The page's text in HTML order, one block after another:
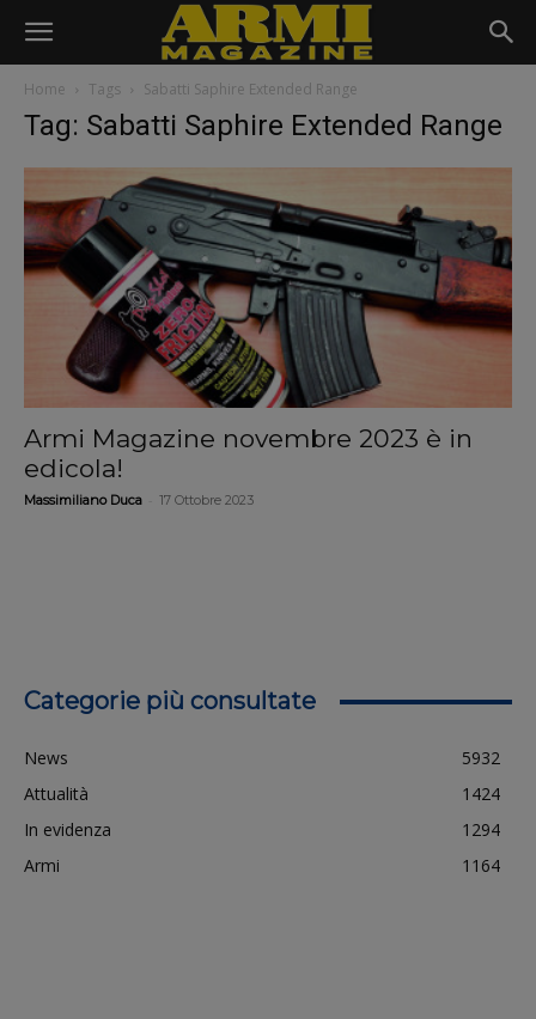
Home Tags Sabatti Saphire Extended Range
Tag: Sabatti Saphire Extended Range
Armi Magazine novembre 2023 è in
edicola!
Massimiliano Duca 17 Ottobre 2023
Categorie più consultate
News
5932
Attualità
1424
In evidenza
1294
Armi
1164